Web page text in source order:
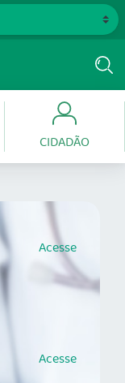
CIDADÃO
Acesse
Acesse